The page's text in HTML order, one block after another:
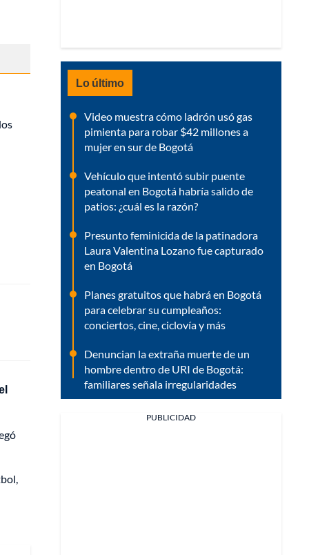
Lo último
Video muestra cómo ladrón usó gas
pimienta para robar $42 millones a
mujer en sur de Bogotá
Vehículo que intentó subir puente
peatonal en Bogotá habría salido de
patios: ¿cuál es la razón?
Presunto feminicida de la patinadora
Laura Valentina Lozano fue capturado
en Bogotá
Planes gratuitos que habrá en Bogotá
para celebrar su cumpleaños:
conciertos, cine, ciclovía y más
Denuncian la extraña muerte de un
hombre dentro de URI de Bogotá:
familiares señala irregularidades
PUBLICIDAD